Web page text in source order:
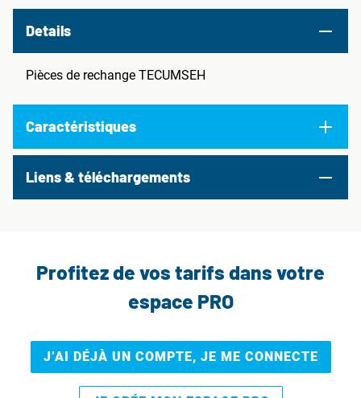
Details
Pièces de rechange TECUMSEH
Caractéristiques
Liens & téléchargements
Profitez de vos tarifs dans votre
espace PRO
J’AI DÉJÀ UN COMPTE, JE ME CONNECTE